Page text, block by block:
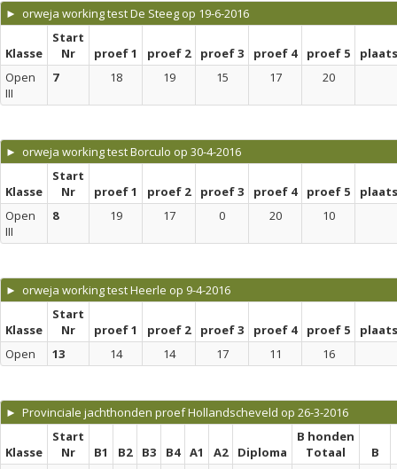
► orweja working test De Steeg op 19-6-2016
Klasse
Start
Nr
proef 1 proef 2 proef 3 proef 4 proef 5
Open
III
7 18 19 15 17 20
► orweja working test Borculo op 30-4-2016
Klasse
Start
Nr
proef 1 proef 2 proef 3 proef 4 proef 5
Open
III
8 19 17 0 20 10
► orweja working test Heerle op 9-4-2016
Klasse
Start
Nr
proef 1 proef 2 proef 3 proef 4 proef 5
Open
13 14 14 17 11 16
► Provinciale jachthonden proef Hollandscheveld op 26-3-2016
Klasse
Start
Nr
B1 B2 B3 B4 A1 A2 Diploma
B honden
Totaal
B